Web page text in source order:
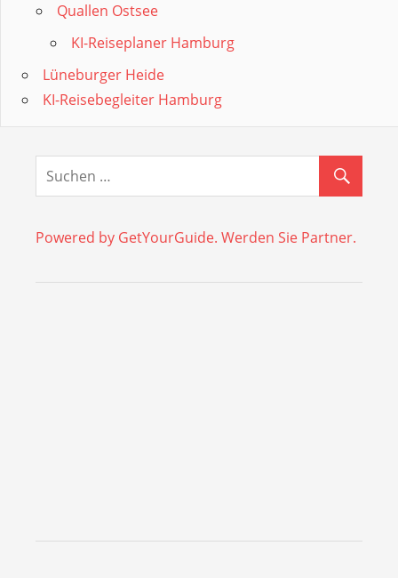
Quallen Ostsee
KI-Reiseplaner Hamburg
Lüneburger Heide
KI-Reisebegleiter Hamburg
Powered by GetYourGuide. Werden Sie Partner.